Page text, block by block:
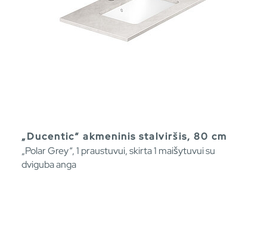
„Ducentic“ akmeninis stalviršis, 80 cm
„Polar Grey“, 1 praustuvui, skirta 1 maišytuvui su
dviguba anga